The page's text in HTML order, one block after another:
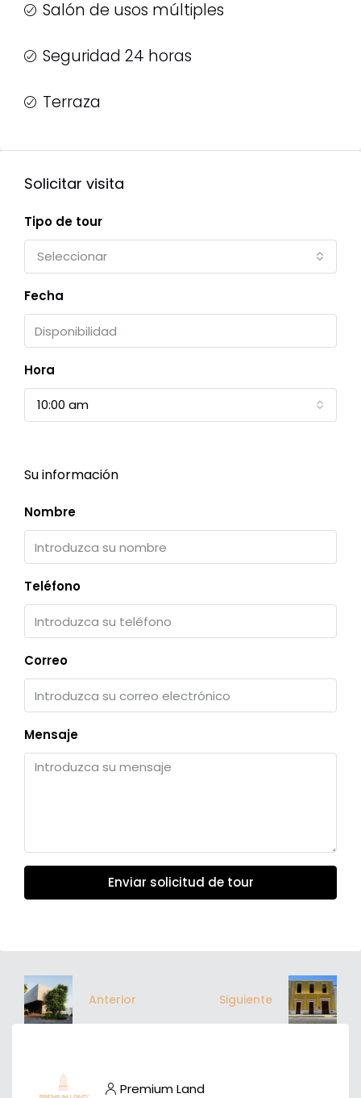
Salón de usos múltiples
Seguridad 24 horas
Terraza
Solicitar visita
Tipo de tour
Seleccionar
Fecha
Hora
10:00 am
Su información
Nombre
Teléfono
Correo
Mensaje
Enviar solicitud de tour
Anterior Siguiente
Premium Land